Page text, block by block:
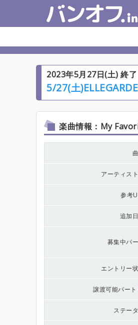
2023年5月27日(土) 終了
5/27(土
楽曲情報：My
アーティス
参考
追加
募集中パ
エントリー
譲渡可能パー
ステー